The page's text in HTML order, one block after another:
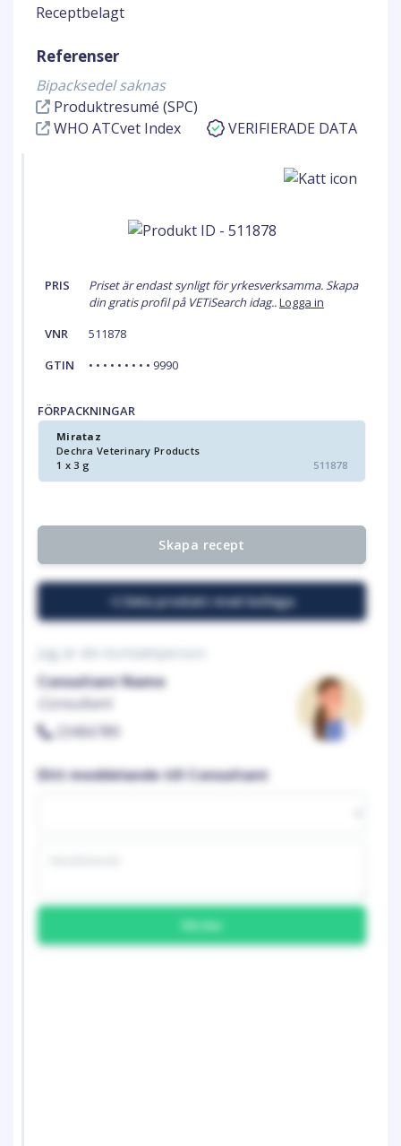
Receptbelagt
Referenser
Bipacksedel saknas
Produktresumé (SPC)
WHO ATCvet Index
VERIFIERADE DATA
PRIS
Priset är endast synligt för yrkesverksamma. Skapa
din gratis profil på VETiSearch idag..Logga in
VNR
511878
GTIN
• • • • • • • • • 9990
FÖRPACKNINGAR
Mirataz
Dechra Veterinary Products
1 x 3 g
511878
Skapa recept
Dela produkt med kollega
Jag är din kontaktperson
Consultant Name
Consultant
23456789
Ditt meddelande till Consultant
Skicka